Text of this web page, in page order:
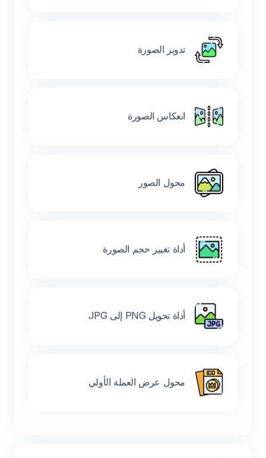
تدوير الصورة
انعكاس الصورة
محول الصور
أداة تغيير حجم الصورة
أداة تحويل PNG إلى JPG
محول عرض العملة الأولي